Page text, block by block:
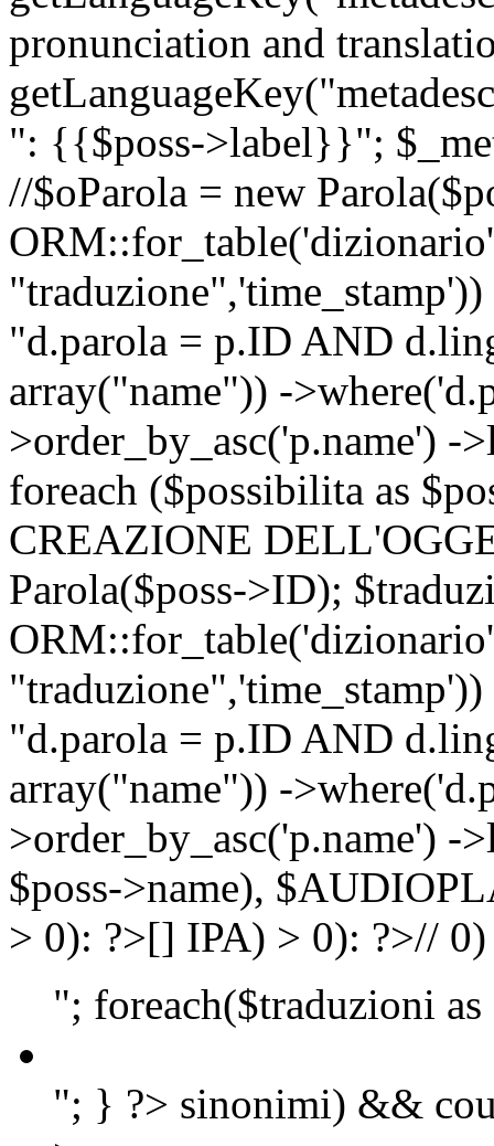
pronunciation and
": {{$poss->label}}";
//$oParola = new
"d.parola = p.ID AND
array("name")) -
>order_by_asc('p.name')
foreach ($possibilita as
CREAZIONE
Parola($poss->ID);
"d.parola = p.ID AND
array("name")) -
>order_by_asc('p.name')
$poss->name),
> 0): ?>[] IPA) > 0): ?>//
"; foreach($traduzioni
"; } ?> sinonimi) &&